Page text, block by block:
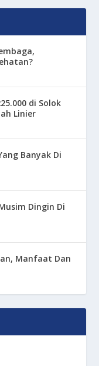
di Solok
Linier
Banyak Di
Dingin Di
Manfaat Dan